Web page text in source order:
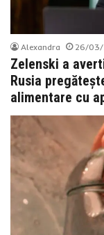
Alexandra 26/
Zelenski a
Rusia
alimentare cu